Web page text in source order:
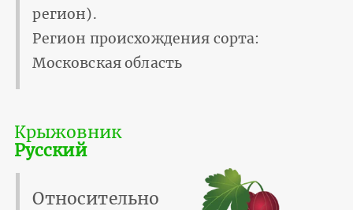
регион).
Регион происхождения сорта:
Московская область
Крыжовник
Русский
Относительно